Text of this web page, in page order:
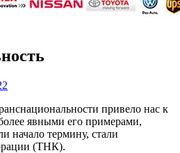
привело нас к
явными его примерами,
начало термину, стали
(ТНК).